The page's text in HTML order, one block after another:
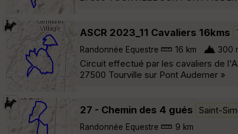
ASCR 2023_11 Cavaliers 16kms
Randonnée Equestre 16 km 300
Circuit effectué par les cavaliers de
27500 Tourville sur Pont Audemer »
27 - Chemin des 4 gués Saint-
Randonnée Equestre 9 km